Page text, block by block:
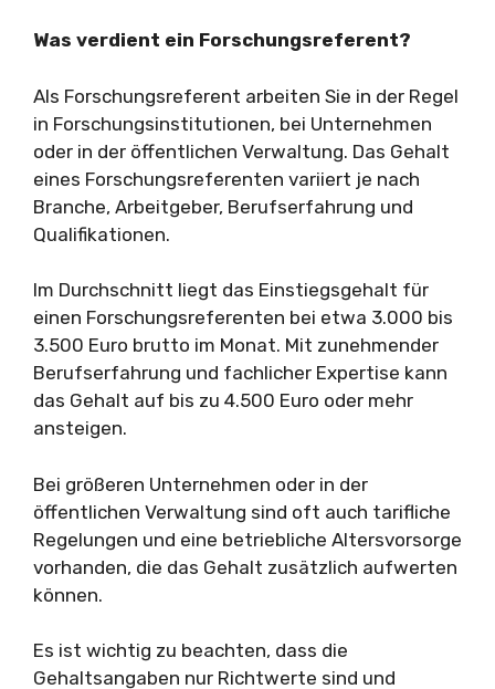
Was verdient ein Forschungsreferent?
Als Forschungsreferent arbeiten Sie in der Regel
in Forschungsinstitutionen, bei Unternehmen
oder in der öffentlichen Verwaltung. Das Gehalt
eines Forschungsreferenten variiert je nach
Branche, Arbeitgeber, Berufserfahrung und
Qualifikationen.
Im Durchschnitt liegt das Einstiegsgehalt für
einen Forschungsreferenten bei etwa 3.000 bis
3.500 Euro brutto im Monat. Mit zunehmender
Berufserfahrung und fachlicher Expertise kann
das Gehalt auf bis zu 4.500 Euro oder mehr
ansteigen.
Bei größeren Unternehmen oder in der
öffentlichen Verwaltung sind oft auch tarifliche
Regelungen und eine betriebliche Altersvorsorge
vorhanden, die das Gehalt zusätzlich aufwerten
können.
Es ist wichtig zu beachten, dass die
Gehaltsangaben nur Richtwerte sind und